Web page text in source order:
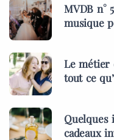
MVDB n°
musique
Le métier
tout ce
Quelques
cadeaux